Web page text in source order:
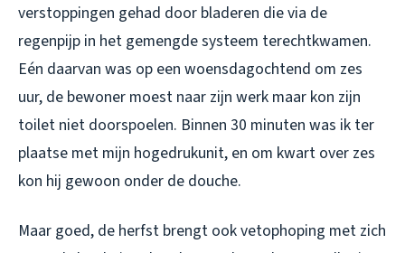
verstoppingen gehad door bladeren die via de
regenpijp in het gemengde systeem terechtkwamen.
Eén daarvan was op een woensdagochtend om zes
uur, de bewoner moest naar zijn werk maar kon zijn
toilet niet doorspoelen. Binnen 30 minuten was ik ter
plaatse met mijn hogedrukunit, en om kwart over zes
kon hij gewoon onder de douche.
Maar goed, de herfst brengt ook vetophoping met zich